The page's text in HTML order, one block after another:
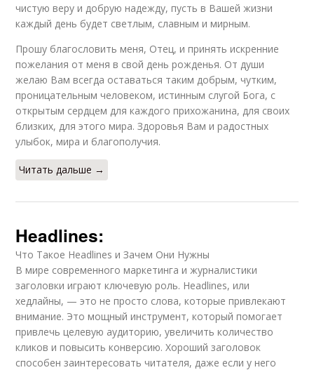
чистую веру и добрую надежду, пусть в Вашей жизни
каждый день будет светлым, славным и мирным.
Прошу благословить меня, Отец, и принять искренние
пожелания от меня в свой день рожденья. От души
желаю Вам всегда оставаться таким добрым, чутким,
проницательным человеком, истинным слугой Бога, с
открытым сердцем для каждого прихожанина, для своих
близких, для этого мира. Здоровья Вам и радостных
улыбок, мира и благополучия.
Читать дальше →
Headlines:
Что Такое Headlines и Зачем Они Нужны
В мире современного маркетинга и журналистики
заголовки играют ключевую роль. Headlines, или
хедлайны, — это не просто слова, которые привлекают
внимание. Это мощный инструмент, который помогает
привлечь целевую аудиторию, увеличить количество
кликов и повысить конверсию. Хороший заголовок
способен заинтересовать читателя, даже если у него